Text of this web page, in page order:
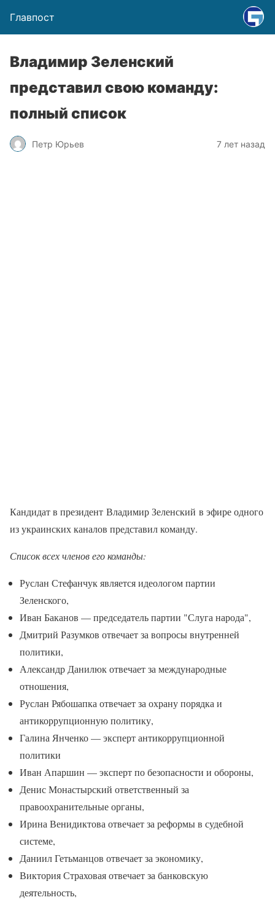
Главпост
Владимир Зеленский
представил свою команду:
полный список
Петр Юрьев 7 лет назад
Кандидат в президент Владимир Зеленский в эфире одного
из украинских каналов представил команду.
Список всех членов его команды:
Руслан Стефанчук является идеологом партии
Зеленского,
Иван Баканов — председатель партии "Слуга народа",
Дмитрий Разумков отвечает за вопросы внутренней
политики,
Александр Данилюк отвечает за международные
отношения,
Руслан Рябошапка отвечает за охрану порядка и
антикоррупционную политику,
Галина Янченко — эксперт антикоррупционной
политики
Иван Апаршин — эксперт по безопасности и обороны,
Денис Монастырский ответственный за
правоохранительные органы,
Ирина Венидиктова отвечает за реформы в судебной
системе,
Даниил Гетьманцов отвечает за экономику,
Виктория Страховая отвечает за банковскую
деятельность,